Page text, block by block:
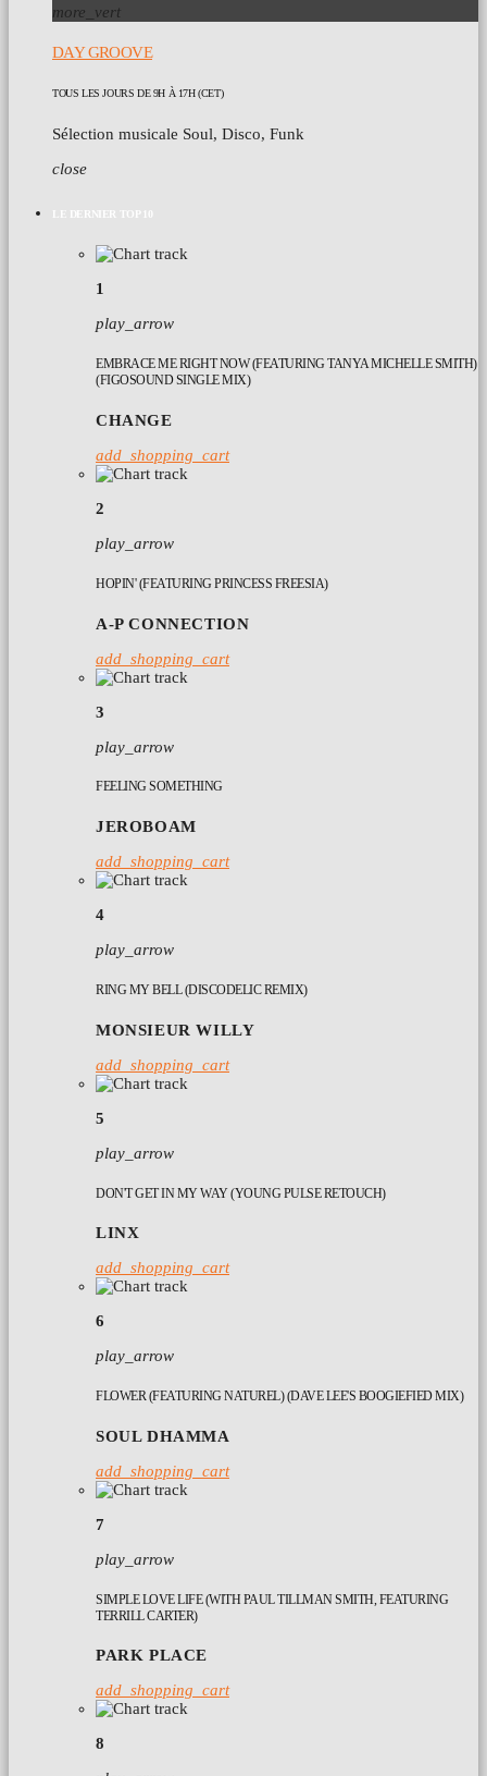
more_vert
DAY GROOVE
TOUS LES JOURS DE 9H À 17H (CET)
Sélection musicale Soul, Disco, Funk
close
LE DERNIER TOP 10
1
play_arrow
EMBRACE ME RIGHT NOW (FEATURING TANYA MICHELLE SMITH)
(FIGOSOUND SINGLE MIX)
CHANGE
add_shopping_cart
2
play_arrow
HOPIN' (FEATURING PRINCESS FREESIA)
A-P CONNECTION
add_shopping_cart
3
play_arrow
FEELING SOMETHING
JEROBOAM
add_shopping_cart
4
play_arrow
RING MY BELL (DISCODELIC REMIX)
MONSIEUR WILLY
add_shopping_cart
5
play_arrow
DON'T GET IN MY WAY (YOUNG PULSE RETOUCH)
LINX
add_shopping_cart
6
play_arrow
FLOWER (FEATURING NATUREL) (DAVE LEE'S BOOGIEFIED MIX)
SOUL DHAMMA
add_shopping_cart
7
play_arrow
SIMPLE LOVE LIFE (WITH PAUL TILLMAN SMITH, FEATURING
TERRILL CARTER)
PARK PLACE
add_shopping_cart
8